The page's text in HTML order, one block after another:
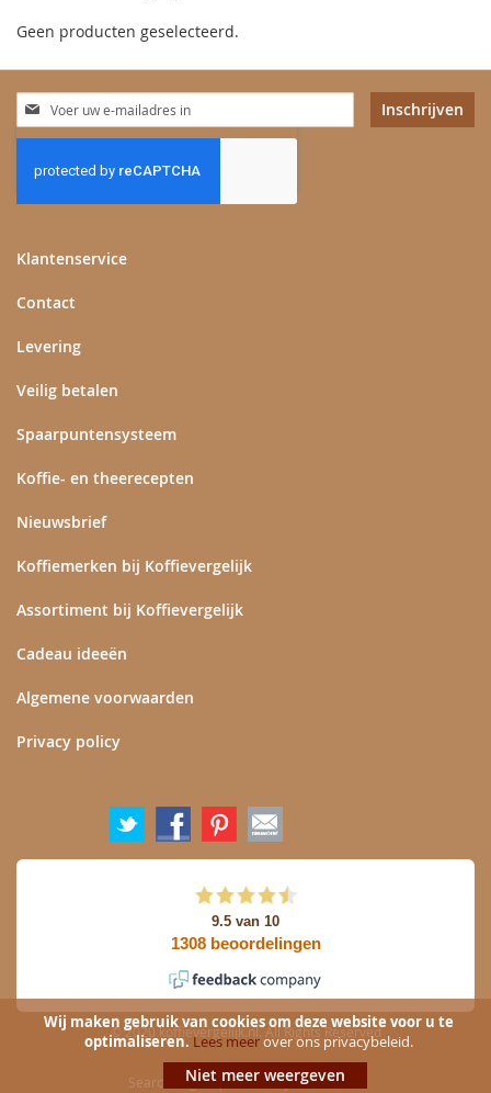
Wij maken gebruik van cookies om deze website voor u te
optimaliseren. Lees meerover ons privacybeleid.
Niet meer weergeven
Geen producten geselecteerd.
Abonneer
u
op
onze
nieuwsbrief
Inschrijven
Klantenservice
Contact
Levering
Veilig betalen
Spaarpuntensysteem
Koffie- en theerecepten
Nieuwsbrief
Koffiemerken bij Koffievergelijk
Assortiment bij Koffievergelijk
Cadeau ideeën
Algemene voorwaarden
Privacy policy
© 2020 koffievergelijk.nl. All Rights Reserved
Search engine powered byElasticSuite